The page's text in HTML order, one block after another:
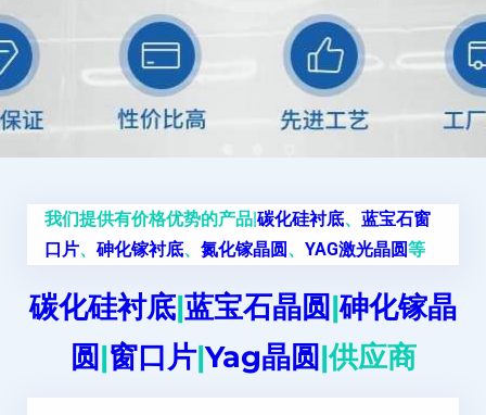
我们提供有价格优势的产品|碳化硅衬底、 蓝宝石窗
口片、 砷化镓衬底、 氮化镓晶圆、 YAG激光晶圆等
碳化硅衬底|蓝宝石晶圆|砷化镓晶
圆|窗口片|Yag晶圆|供应商